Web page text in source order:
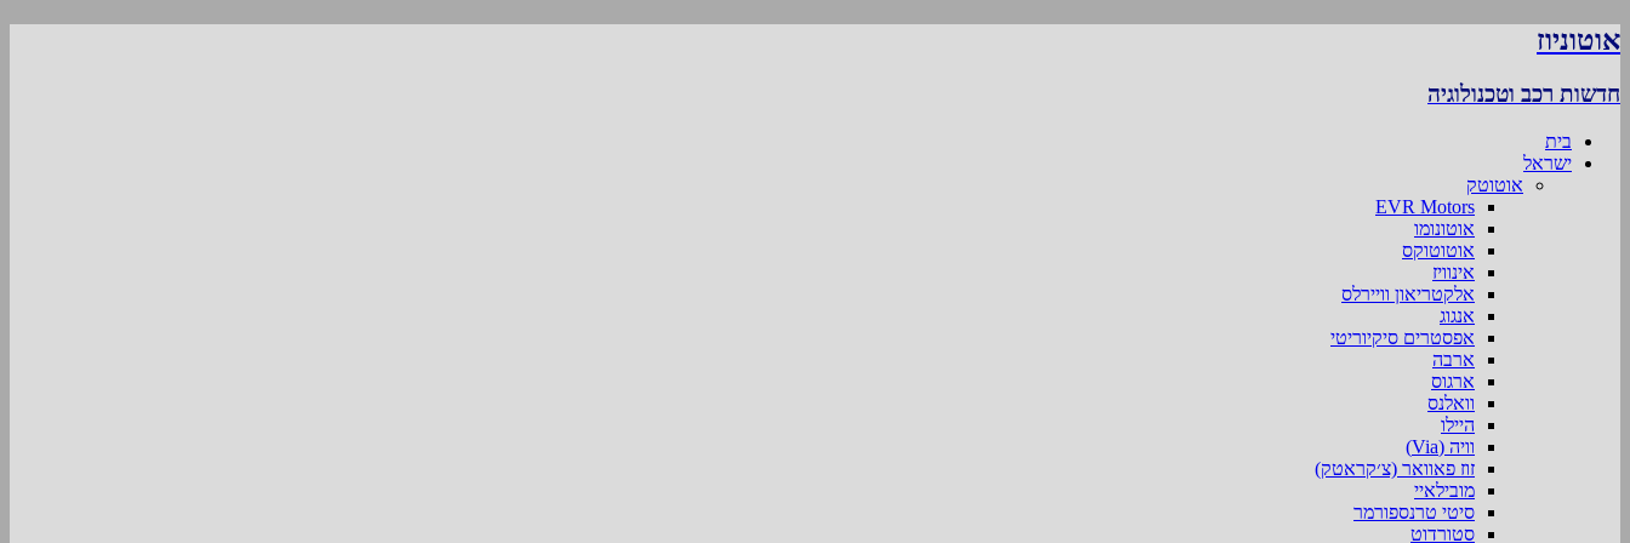
אוטוניוז
חדשות רכב וטכנולוגיה
בית
ישראל
אוטוטק
EVR Motors
אוטונומו
אוטוטוקס
אינוויז
אלקטריאון וויירלס
אנגוג
אפסטרים סיקיוריטי
ארבה
ארגוס
וואלנס
היילו
וויה (Via)
זוז פאוואר (צ׳קראטק)
מובילאיי
סיטי טרנספורמר
סטורדוט